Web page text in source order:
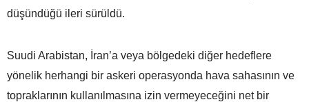
düşündüğü ileri sürüldü.
Suudi Arabistan, İran’a veya bölgedeki diğer hedeflere
yönelik herhangi bir askeri operasyonda hava sahasının ve
topraklarının kullanılmasına izin vermeyeceğini net bir